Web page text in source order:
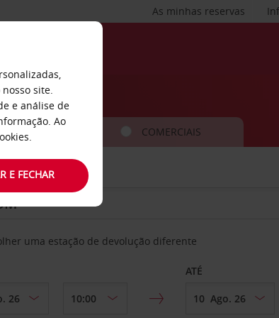
As minhas reservas
CARRO COMERCIAIS
EM
uma estação de devolução diferente
ATÉ
site.
e análise de
Ao
E FECHAR